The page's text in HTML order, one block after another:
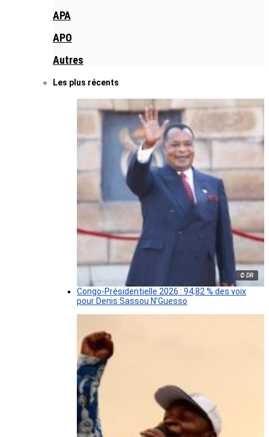
APA
APO
Autres
Les plus récents
© DR
Congo-Présidentielle 2026 : 94,82 % des voix
pour Denis Sassou N’Guesso